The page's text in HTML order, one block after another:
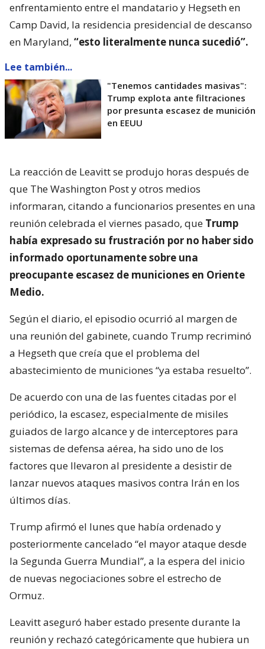
enfrentamiento entre el mandatario y Hegseth en
Camp David, la residencia presidencial de descanso
en Maryland, “esto literalmente nunca sucedió”.
Lee también...
"Tenemos cantidades masivas":
Trump explota ante filtraciones
por presunta escasez de munición
en EEUU
La reacción de Leavitt se produjo horas después de
que The Washington Post y otros medios
informaran, citando a funcionarios presentes en una
reunión celebrada el viernes pasado, que Trump
había expresado su frustración por no haber sido
informado oportunamente sobre una
preocupante escasez de municiones en Oriente
Medio.
Según el diario, el episodio ocurrió al margen de
una reunión del gabinete, cuando Trump recriminó
a Hegseth que creía que el problema del
abastecimiento de municiones “ya estaba resuelto”.
De acuerdo con una de las fuentes citadas por el
periódico, la escasez, especialmente de misiles
guiados de largo alcance y de interceptores para
sistemas de defensa aérea, ha sido uno de los
factores que llevaron al presidente a desistir de
lanzar nuevos ataques masivos contra Irán en los
últimos días.
Trump afirmó el lunes que había ordenado y
posteriormente cancelado “el mayor ataque desde
la Segunda Guerra Mundial”, a la espera del inicio
de nuevas negociaciones sobre el estrecho de
Ormuz.
Leavitt aseguró haber estado presente durante la
reunión y rechazó categóricamente que hubiera un